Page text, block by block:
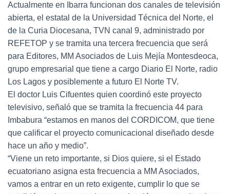
Actualmente en Ibarra funcionan dos canales de televisión
abierta, el estatal de la Universidad Técnica del Norte, el
de la Curia Diocesana, TVN canal 9, administrado por
REFETOP y se tramita una tercera frecuencia que será
para Editores, MM Asociados de Luis Mejía Montesdeoca,
grupo empresarial que tiene a cargo Diario El Norte, radio
Los Lagos y posiblemente a futuro El Norte TV.
El doctor Luis Cifuentes quien coordinó este proyecto
televisivo, señaló que se tramita la frecuencia 44 para
Imbabura “estamos en manos del CORDICOM, que tiene
que calificar el proyecto comunicacional diseñado desde
hace un año y medio”.
“Viene un reto importante, si Dios quiere, si el Estado
ecuatoriano asigna esta frecuencia a MM Asociados,
vamos a entrar en un reto exigente, cumplir lo que se